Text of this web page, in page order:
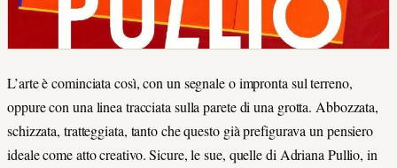
L’arte è cominciata così, con un segnale o impronta sul terreno,
oppure con una linea tracciata sulla parete di una grotta. Abbozzata,
schizzata, tratteggiata, tanto che questo già prefigurava un pensiero
ideale come atto creativo. Sicure, le sue, quelle di Adriana Pullio, in